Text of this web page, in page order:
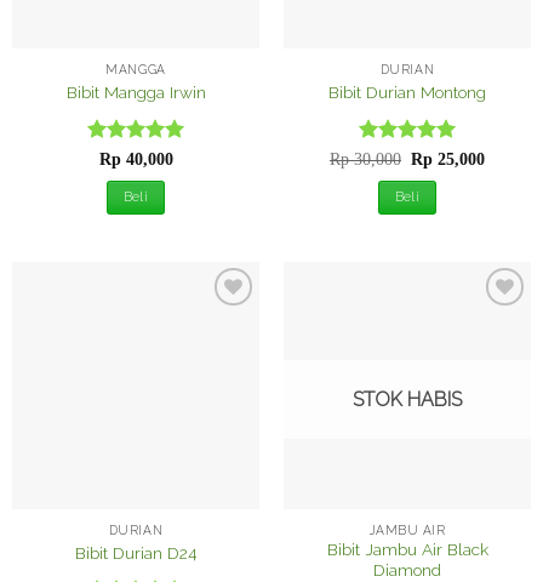
MANGGA
Bibit Mangga Irwin
Dinilai5
dari 5
Rp40,000
Beli
DURIAN
Bibit Durian Montong
Dinilai5
dari 5
Rp30,000 Harga
aslinya
adalah:
Rp 30,000.
Rp 25,000Harga
Beli
DURIAN
Bibit Durian D24
STOK HABIS
JAMBU AIR
Bibit Jambu Air Black
Diamond